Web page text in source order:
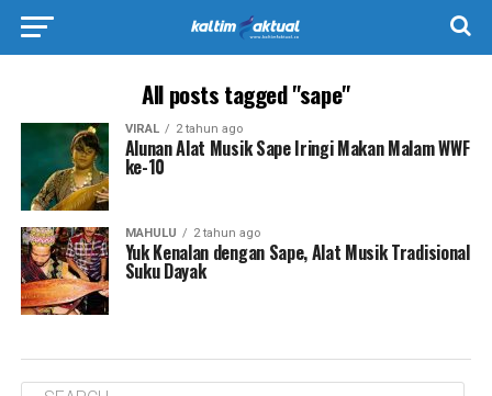
All posts tagged "sape"
VIRAL 2 tahun ago
Alunan Alat Musik Sape Iringi Makan Malam WWF
ke-10
MAHULU 2 tahun ago
Yuk Kenalan dengan Sape, Alat Musik Tradisional
Suku Dayak